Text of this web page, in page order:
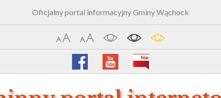
Oficjalny portal informacyjny Gminy Wąchock